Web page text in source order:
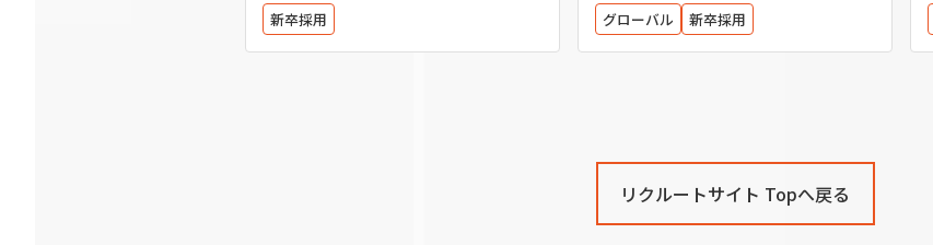
新卒採用 グローバル 新卒採用
リクルートサイト Topへ戻る